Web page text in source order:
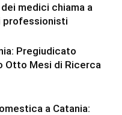
medici chiama a
professionisti
Pregiudicato
Otto Mesi di Ricerca
a Catania: